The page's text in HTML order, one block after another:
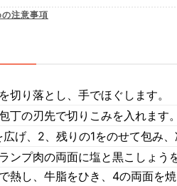
注意事項
切り落とし、手でほぐします。
丁の刃先で切りこみを入れます。
げ、2、残りの1をのせて包み、
ンプ肉の両面に塩と黒こしょう
熱し、牛脂をひき、4の両面を